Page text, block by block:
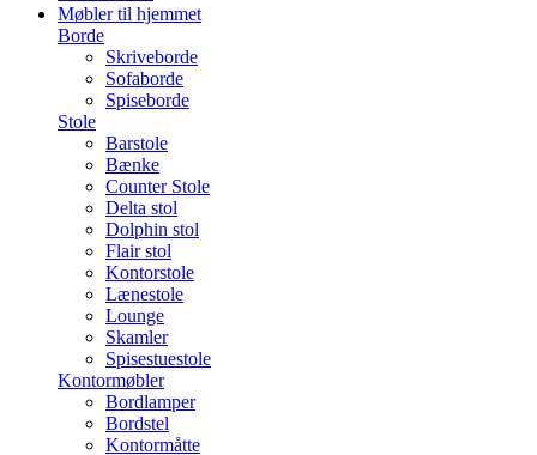
Møbler til hjemmet
Borde
Skriveborde
Sofaborde
Spiseborde
Stole
Barstole
Bænke
Counter Stole
Delta stol
Dolphin stol
Flair stol
Kontorstole
Lænestole
Lounge
Skamler
Spisestuestole
Kontormøbler
Bordlamper
Bordstel
Kontormåtte